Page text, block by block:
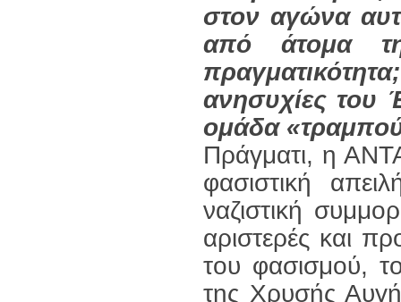
στον αγώνα
από άτομα
ανησυχίες του
ομάδα
Πράγματι, η
φασιστική
ναζιστική
αριστερές και
του φασισμού,
της Χρυσής